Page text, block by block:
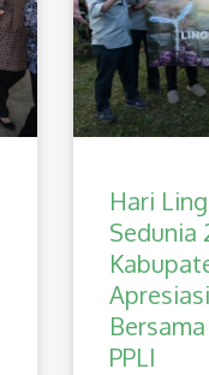
Hari
Sedunia
PPLI